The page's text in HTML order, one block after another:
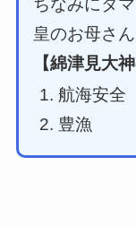
ちなみにタ
皇のお母さん
【綿津見大
航海安全
豊漁